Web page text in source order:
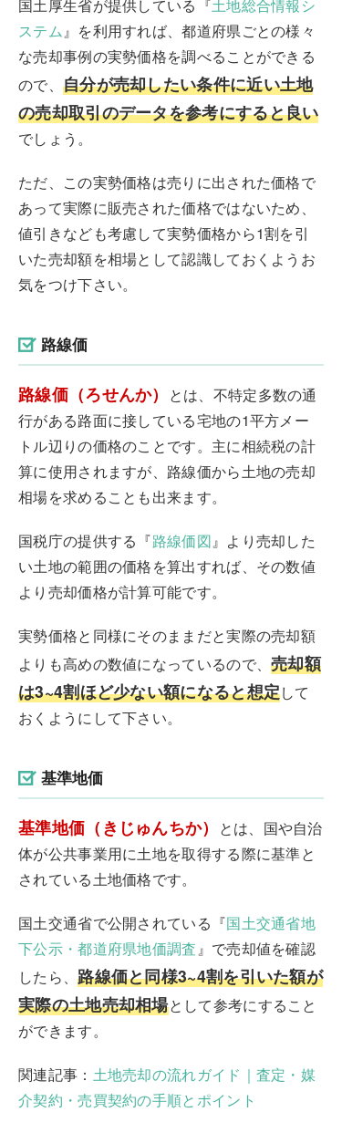
国土厚生省が提供している『土地総合情報シ
ステム』を利用すれば、都道府県ごとの様々
な売却事例の実勢価格を調べることができる
ので、 自分が売却したい条件に近い土地
の売却取引のデータを参考にすると良い
でしょう。
ただ、この実勢価格は売りに出された価格で
あって実際に販売された価格ではないため、
値引きなども考慮して実勢価格から1割を引
いた売却額を相場として認識しておくようお
気をつけ下さい。
路線価
路線価（ろせんか）
とは、不特定多数の通
行がある路面に接している宅地の1平方メー
トル辺りの価格のことです。主に相続税の計
算に使用されますが、路線価から土地の売却
相場を求めることも出来ます。
国税庁の提供する『路線価図』より売却した
い土地の範囲の価格を算出すれば、その数値
より売却価格が計算可能です。
実勢価格と同様にそのままだと実際の売却額
よりも高めの数値になっているので、売却額
は3~4割ほど少ない額になると想定して
おくようにして下さい。
基準地価
基準地価（きじゅんちか）
とは、国や自治
体が公共事業用に土地を取得する際に基準と
されている土地価格です。
国土交通省で公開されている『国土交通省地
下公示・都道府県地価調査』で売却値を確認
したら、路線価と同様3~4割を引いた額が
実際の土地売却相場として参考にすること
ができます。
関連記事： 土地売却の流れガイド｜査定・媒
介契約・売買契約の手順とポイント